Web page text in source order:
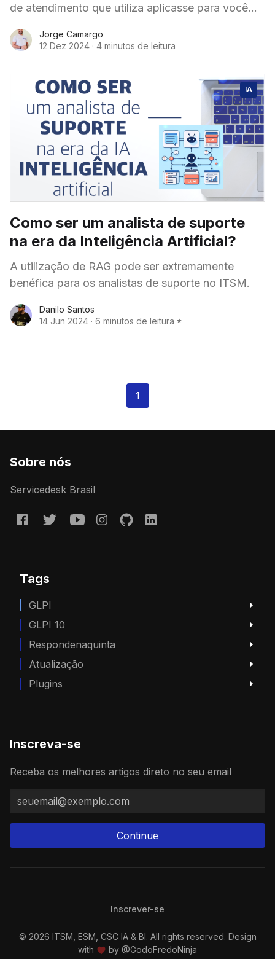
de atendimento que utiliza aplicasse para você
reclamado
Jorge Camargo
12 Dez 2024 · 4 minutos de leitura
IA
Como ser um analista de suporte
na era da Inteligência Artificial?
A utilização de RAG pode ser extremamente
benéfica para os analistas de suporte no ITSM.
Danilo Santos
14 Jun 2024 · 6 minutos de leitura
1
Sobre nós
Servicedesk Brasil
Tags
GLPI
GLPI 10
Respondenaquinta
Atualização
Plugins
Inscreva-se
Receba os melhores artigos direto no seu email
Continue
Inscrever-se
© 2026 ITSM, ESM, CSC IA & BI. All rights reserved. Design
with
by @GodoFredoNinja